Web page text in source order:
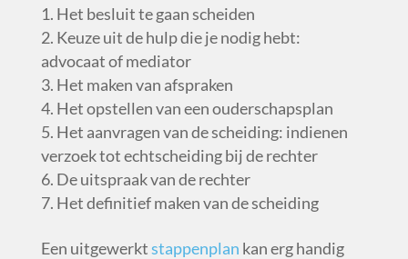
Het besluit te gaan scheiden
Keuze uit de hulp die je nodig hebt:
advocaat of mediator
Het maken van afspraken
Het opstellen van een ouderschapsplan
Het aanvragen van de scheiding: indienen
verzoek tot echtscheiding bij de rechter
De uitspraak van de rechter
Het definitief maken van de scheiding
Een uitgewerktstappenplan kan erg handig